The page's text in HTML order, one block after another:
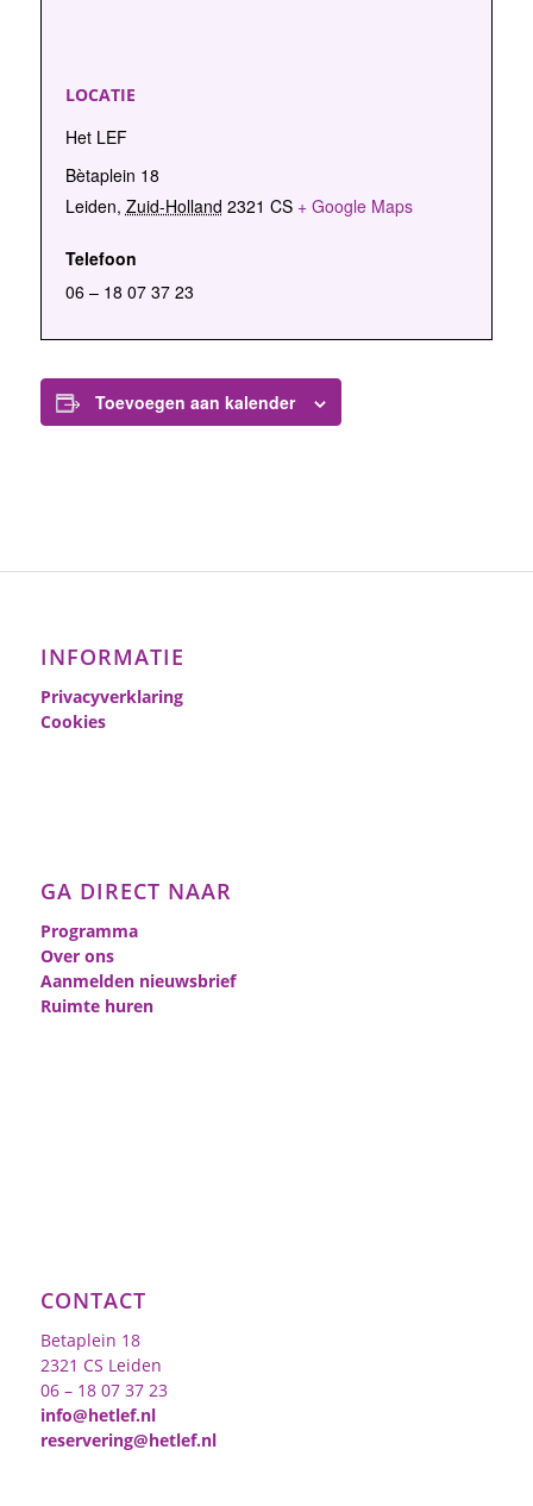
LOCATIE
Het LEF
Bètaplein 18
Leiden, Zuid-Holland 2321 CS + Google Maps
Telefoon
06 – 18 07 37 23
Toevoegen aan kalender
INFORMATIE
Privacyverklaring
Cookies
GA DIRECT NAAR
Programma
Over ons
Aanmelden nieuwsbrief
Ruimte huren
CONTACT
Betaplein 18
2321 CS Leiden
06 – 18 07 37 23
info@hetlef.nl
reservering@hetlef.nl